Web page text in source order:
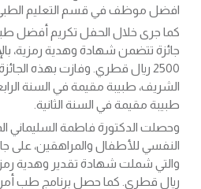
افضل موظف في قسم التعليم
كما جرى خلال الحفل تكريم أفضل
جائزة تتضمن شهادة وهدية رمزية،
2500 ريال قطري. وفازت بهذه
الشريف، طبيبة مقيمة في السنة
طبيبة مقيمة في السنة الثانية.
وحصلت الدكتورة فاطمة
النفسي للأطفال والمراهقين، على
ريال قطري. كما حصل برنامج طب